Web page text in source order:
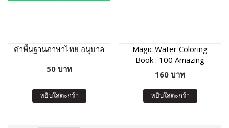
คำพื้นฐานภาษาไทย อนุบาล
50 บาท
หยิบใส่ตะกร้า
Magic Water Coloring
Book : 100 Amazing
Animals
160 บาท
หยิบใส่ตะกร้า